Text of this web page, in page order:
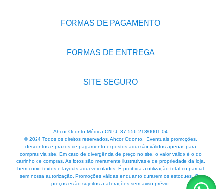
FORMAS DE PAGAMENTO
FORMAS DE ENTREGA
SITE SEGURO
Ahcor Odonto Médica CNPJ: 37.556.213/0001-04
© 2024 Todos os direitos reservados. Ahcor Odonto. Eventuais promoções,
descontos e prazos de pagamento expostos aqui são válidos apenas para
compras via site. Em caso de divergência de preço no site, o valor válido é o do
carrinho de compras. As fotos são meramente ilustrativas e de propriedade da loja,
bem como textos e layouts aqui veiculados. É proibida a utilização total ou parcial
sem nossa autorização. Promoções válidas enquanto durarem os estoques. Os
preços estão sujeitos a alterações sem aviso prévio.